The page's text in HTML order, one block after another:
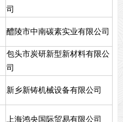
司
醴陵市中南碳素实业有限公司
包头市炭研新型新材料有限公
司
新乡新铸机械设备有限公司
上海鸿央国际贸易有限公司